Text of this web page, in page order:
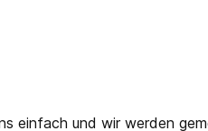
einfach und wir werden